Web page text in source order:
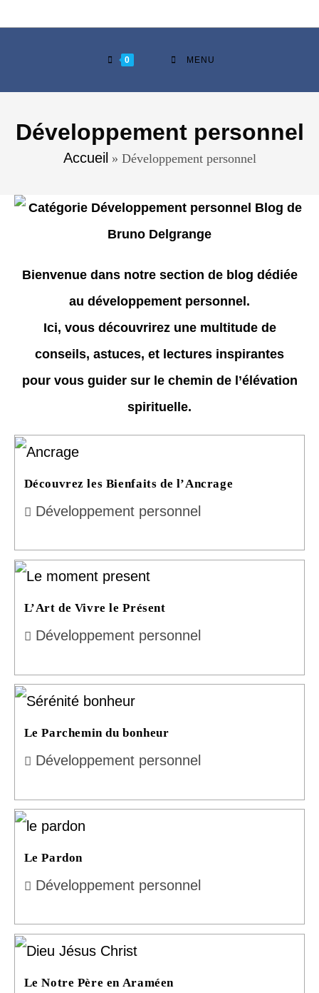
0 MENU
Développement personnel
Accueil » Développement personnel
Bienvenue dans notre section de blog dédiée
au développement personnel.
Ici, vous découvrirez une multitude de
conseils, astuces, et lectures inspirantes
pour vous guider sur le chemin de l’élévation
spirituelle.
Découvrez les Bienfaits de l’Ancrage
Développement personnel
L’Art de Vivre le Présent
Développement personnel
Le Parchemin du bonheur
Développement personnel
Le Pardon
Développement personnel
Le Notre Père en Araméen